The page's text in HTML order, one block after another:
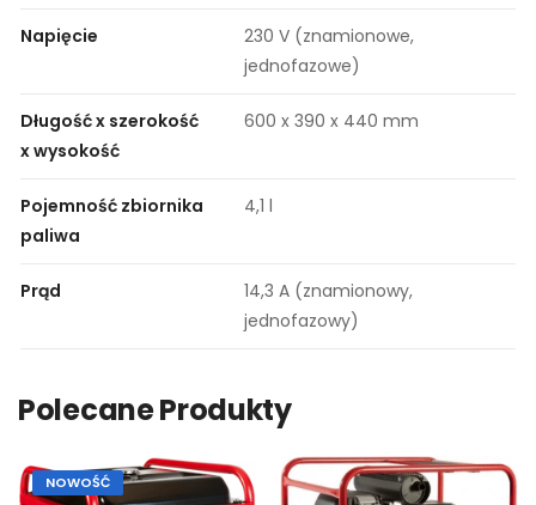
Napięcie
230 V (znamionowe,
jednofazowe)
Długość x szerokość
x wysokość
600 x 390 x 440 mm
Pojemność zbiornika
paliwa
4,1 l
Prąd
14,3 A (znamionowy,
jednofazowy)
Polecane Produkty
NOWOŚĆ